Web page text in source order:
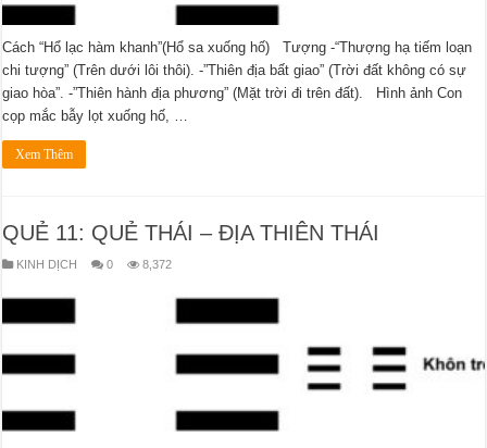
Cách “Hổ lạc hàm khanh”(Hổ sa xuống hố) Tượng -“Thượng hạ tiếm loạn
chi tượng” (Trên dưới lôi thôi). -”Thiên địa bất giao” (Trời đất không có sự
giao hòa”. -”Thiên hành địa phương” (Mặt trời đi trên đất). Hình ảnh Con
cọp mắc bẫy lọt xuống hố, …
Xem Thêm
QUẺ 11: QUẺ THÁI – ĐỊA THIÊN THÁI
KINH DỊCH 0 8,372